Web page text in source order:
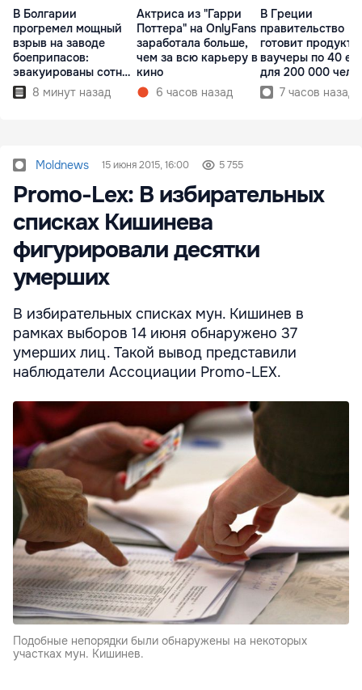
В Болгарии
прогремел мощный
взрыв на заводе
боеприпасов:
эвакуированы сотни
людей8 минут назад
Актриса из "Гарри
Поттера" на OnlyFans
заработала больше,
чем за всю карьеру в
кино
6 часов назад
В Греции
правительство
готовит
ваучеры по 40
для 200 000
7 часов назад
Moldnews 15 июня 2015, 16:00 5 755
Promo-Lex: В избирательных
списках Кишинева
фигурировали десятки
умерших
В избирательных списках мун. Кишинев в
рамках выборов 14 июня обнаружено 37
умерших лиц. Такой вывод представили
наблюдатели Ассоциации Promo-LEX.
Подобные непорядки были обнаружены на некоторых
участках мун. Кишинев.